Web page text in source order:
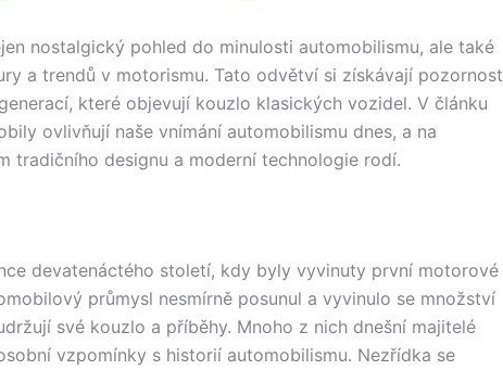
nostalgický pohled do minulosti automobilismu, ale také
a trendů v motorismu. Tato odvětví si získávají pozornost
které objevují kouzlo klasických vozidel. V článku
ovlivňují naše vnímání automobilismu dnes, a na
tradičního designu a moderní technologie rodí.
devatenáctého století, kdy byly vyvinuty první motorové
průmysl nesmírně posunul a vyvinulo se množství
své kouzlo a příběhy. Mnoho z nich dnešní majitelé
vzpomínky s historií automobilismu. Nezřídka se